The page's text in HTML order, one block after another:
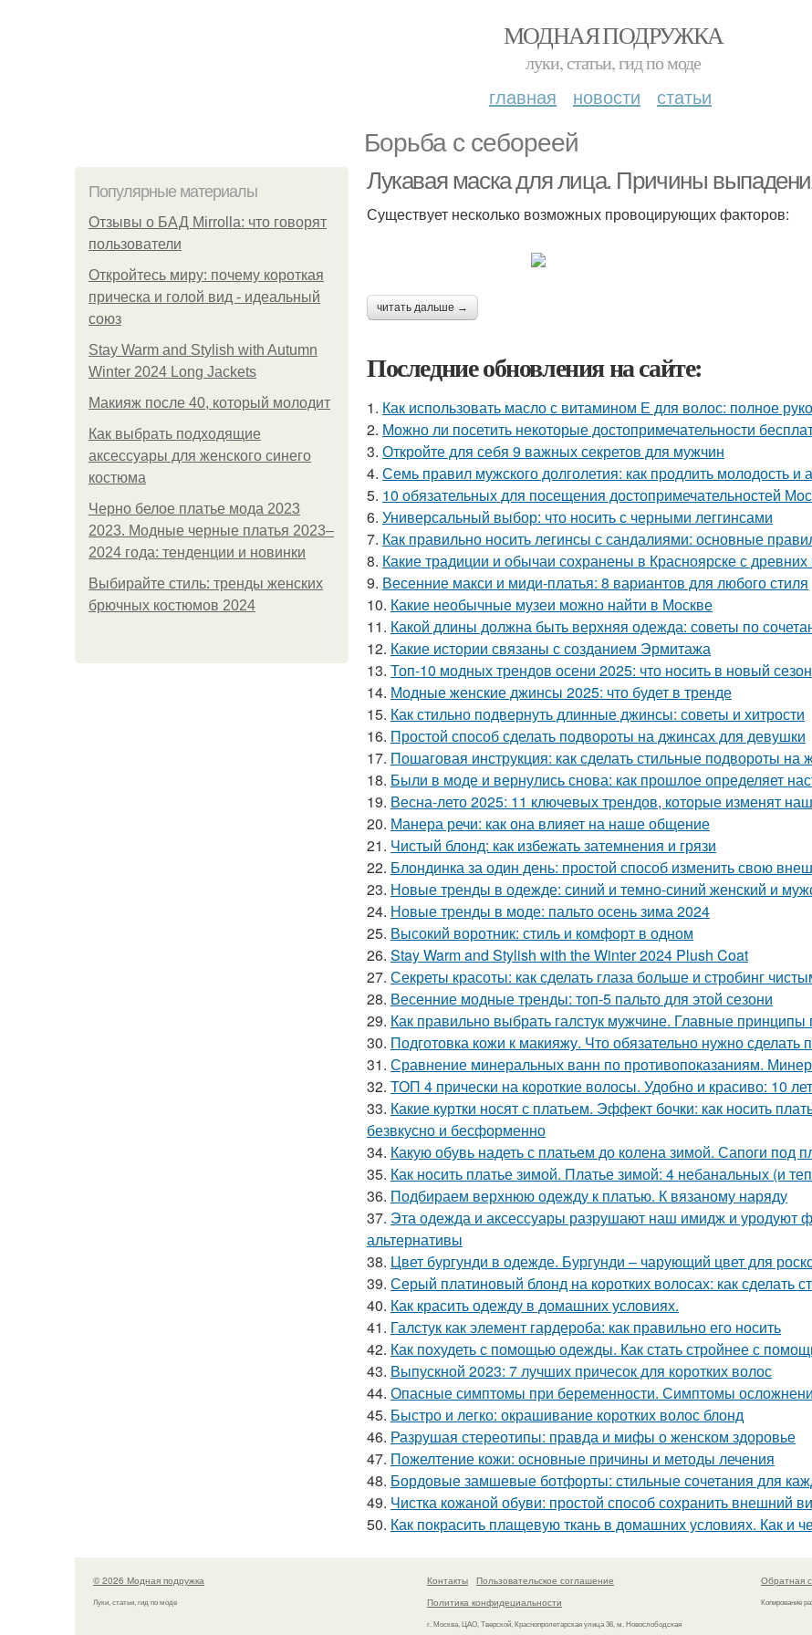
МОДНАЯ ПОДРУЖКА
луки, статьи, гид по моде
главная новости статьи
Борьба с себореей
Популярные материалы
Отзывы о БАД Mirrolla: что говорят
пользователи
Откройтесь миру: почему короткая
прическа и голой вид - идеальный
союз
Stay Warm and Stylish with Autumn
Winter 2024 Long Jackets
Макияж после 40, который молодит
Как выбрать подходящие
аксессуары для женского синего
костюма
Черно белое платье мода 2023
2023. Модные черные платья 2023–
2024 года: тенденции и новинки
Выбирайте стиль: тренды женских
брючных костюмов 2024
Лукавая маска для лица. Причины
Существует несколько возможных провоцирующих факторов:
читать дальше →
Последние обновления на сайте:
1. Как использовать масло с витамином Е для волос: полное
2. Можно ли посетить некоторые достопримечательности
3. Откройте для себя 9 важных секретов для мужчин
4. Семь правил мужского долголетия: как продлить молодость и
5. 10 обязательных для посещения достопримечательностей
6. Универсальный выбор: что носить с черными леггинсами
7. Как правильно носить легинсы с сандалиями: основные
8. Какие традиции и обычаи сохранены в Красноярске с
9. Весенние макси и миди-платья: 8 вариантов для любого стиля
10. Какие необычные музеи можно найти в Москве
11. Какой длины должна быть верхняя одежда: советы по
12. Какие истории связаны с созданием Эрмитажа
13. Топ-10 модных трендов осени 2025: что носить в новый сезон
14. Модные женские джинсы 2025: что будет в тренде
15. Как стильно подвернуть длинные джинсы: советы и хитрости
16. Простой способ сделать подвороты на джинсах для девушки
17. Пошаговая инструкция: как сделать стильные подвороты на
18. Были в моде и вернулись снова: как прошлое определяет
19. Весна-лето 2025: 11 ключевых трендов, которые изменят
20. Манера речи: как она влияет на наше общение
21. Чистый блонд: как избежать затемнения и грязи
22. Блондинка за один день: простой способ изменить свою
23. Новые тренды в одежде: синий и темно-синий женский и
24. Новые тренды в моде: пальто осень зима 2024
25. Высокий воротник: стиль и комфорт в одном
26. Stay Warm and Stylish with the Winter 2024 Plush Coat
27. Секреты красоты: как сделать глаза больше и стробинг
28. Весенние модные тренды: топ-5 пальто для этой сезони
29. Как правильно выбрать галстук мужчине. Главные принципы
30. Подготовка кожи к макияжу. Что обязательно нужно сделать
31. Сравнение минеральных ванн по противопоказаниям.
32. ТОП 4 прически на короткие волосы. Удобно и красиво: 10
33. Какие куртки носят с платьем. Эффект бочки: как носить
безвкусно и бесформенно
34. Какую обувь надеть с платьем до колена зимой. Сапоги под
35. Как носить платье зимой. Платье зимой: 4 небанальных (и
36. Подбираем верхнюю одежду к платью. К вязаному наряду
37. Эта одежда и аксессуары разрушают наш имидж и уродуют
альтернативы
38. Цвет бургунди в одежде. Бургунди – чарующий цвет для
39. Серый платиновый блонд на коротких волосах: как сделать
40. Как красить одежду в домашних условиях.
41. Галстук как элемент гардероба: как правильно его носить
42. Как похудеть с помощью одежды. Как стать стройнее с
43. Выпускной 2023: 7 лучших причесок для коротких волос
44. Опасные симптомы при беременности. Симптомы
45. Быстро и легко: окрашивание коротких волос блонд
46. Разрушая стереотипы: правда и мифы о женском здоровье
47. Пожелтение кожи: основные причины и методы лечения
48. Бордовые замшевые ботфорты: стильные сочетания для
49. Чистка кожаной обуви: простой способ сохранить внешний
50. Как покрасить плащевую ткань в домашних условиях. Как и
© 2026 Модная подружка
Луки, статьи, гид по моде
Контакты
Пользовательское соглашение
Политика конфидециальности
г. Москва, ЦАО, Тверской, Краснопролетарская улица 36, м. Новослободская
Обратная
Копирование